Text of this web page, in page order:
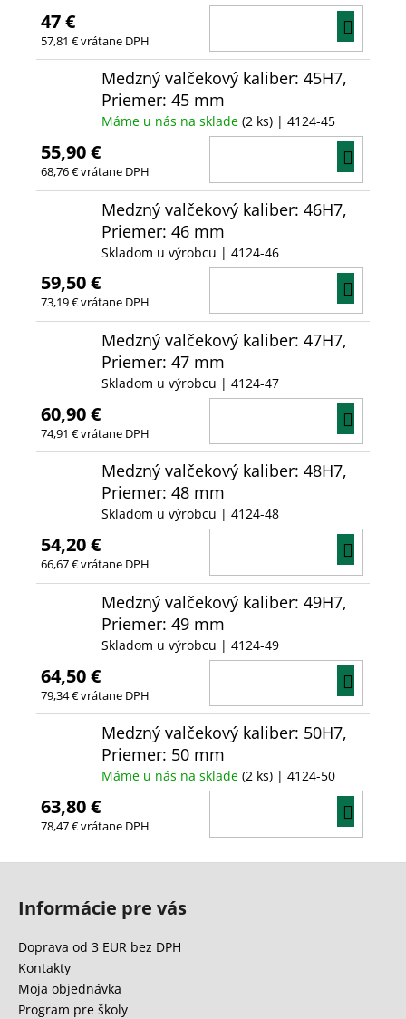
47 €
57,81 € vrátane DPH
Medzný valčekový kaliber: 45H7,
Priemer: 45 mm
Máme u nás na sklade (2 ks) | 4124-45
55,90 €
68,76 € vrátane DPH
Medzný valčekový kaliber: 46H7,
Priemer: 46 mm
Skladom u výrobcu | 4124-46
59,50 €
73,19 € vrátane DPH
Medzný valčekový kaliber: 47H7,
Priemer: 47 mm
Skladom u výrobcu | 4124-47
60,90 €
74,91 € vrátane DPH
Medzný valčekový kaliber: 48H7,
Priemer: 48 mm
Skladom u výrobcu | 4124-48
54,20 €
66,67 € vrátane DPH
Medzný valčekový kaliber: 49H7,
Priemer: 49 mm
Skladom u výrobcu | 4124-49
64,50 €
79,34 € vrátane DPH
Medzný valčekový kaliber: 50H7,
Priemer: 50 mm
Máme u nás na sklade (2 ks) | 4124-50
63,80 €
78,47 € vrátane DPH
Informácie pre vás
Doprava od 3 EUR bez DPH
Kontakty
Moja objednávka
Program pre školy